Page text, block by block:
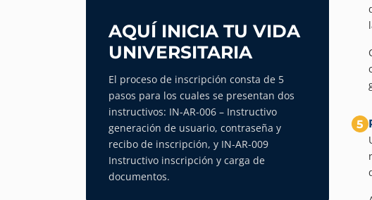
AQUÍ INICIA TU VIDA
UNIVERSITARIA
El proceso de inscripción consta de 5
pasos para los cuales se presentan dos
instructivos: IN-AR-006 – Instructivo
generación de usuario, contraseña y
recibo de inscripción, y IN-AR-009
Instructivo inscripción y carga de
documentos.
5